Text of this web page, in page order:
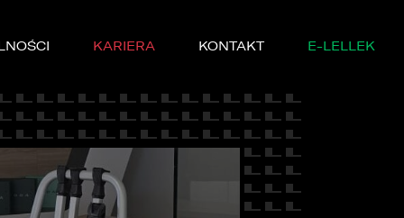
KARIERA KONTAKT E-LELLEK